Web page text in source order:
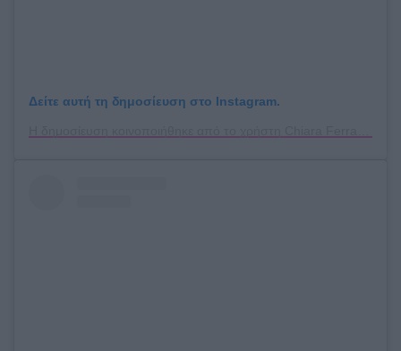
Δείτε αυτή τη δημοσίευση στο Instagram.